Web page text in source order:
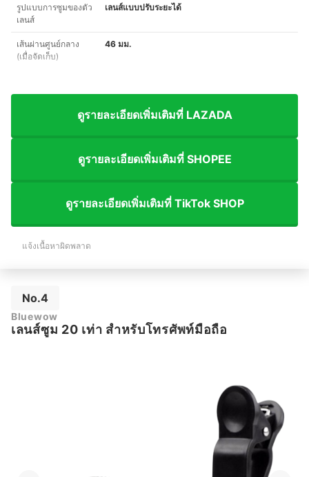
รูปแบบการซูมของตัว
เลนส์
เลนส์แบบปรับระยะได้
เส้นผ่านศูนย์กลาง
(เมื่อจัดเก็บ)
46 มม.
ดูรายละเอียดเพิ่มเติมที่ LAZADA
ดูรายละเอียดเพิ่มเติมที่ SHOPEE
ดูรายละเอียดเพิ่มเติมที่ TikTok SHOP
แจ้งเนื้อหาผิดพลาด
No.4
Bluewow
เลนส์ซูม 20 เท่า สําหรับโทรศัพท์มือถือ